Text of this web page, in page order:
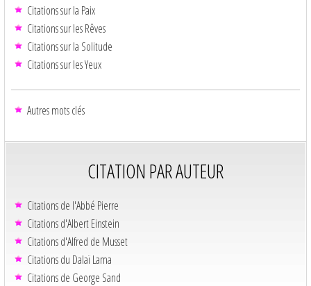
Citations sur la Paix
Citations sur les Rêves
Citations sur la Solitude
Citations sur les Yeux
Autres mots clés
CITATION PAR AUTEUR
Citations de l'Abbé Pierre
Citations d'Albert Einstein
Citations d'Alfred de Musset
Citations du Dalaï Lama
Citations de George Sand